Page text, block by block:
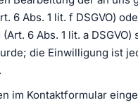
6 Abs. 1 lit. f DSGVO)
6 Abs. 1 lit. a
die Einwilligung ist
im Kontaktformular